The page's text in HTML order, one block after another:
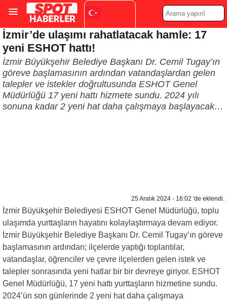
Turkish ▼
İzmir’de ulaşımı rahatlatacak hamle: 17
yeni ESHOT hattı!
İzmir Büyükşehir Belediye Başkanı Dr. Cemil Tugay’ın
göreve başlamasının ardından vatandaşlardan gelen
talepler ve istekler doğrultusunda ESHOT Genel
Müdürlüğü 17 yeni hattı hizmete sundu. 2024 yılı
sonuna kadar 2 yeni hat daha çalışmaya başlayacak…
25 Aralık 2024 - 16:02 'de eklendi.
İzmir Büyükşehir Belediyesi ESHOT Genel Müdürlüğü, toplu
ulaşımda yurttaşların hayatını kolaylaştırmaya devam ediyor.
İzmir Büyükşehir Belediye Başkanı Dr. Cemil Tugay’ın göreve
başlamasının ardından; ilçelerde yaptığı toplantılar,
vatandaşlar, öğrenciler ve çevre ilçelerden gelen istek ve
talepler sonrasında yeni hatlar bir bir devreye giriyor. ESHOT
Genel Müdürlüğü, 17 yeni hattı yurttaşların hizmetine sundu.
2024’ün son günlerinde 2 yeni hat daha çalışmaya